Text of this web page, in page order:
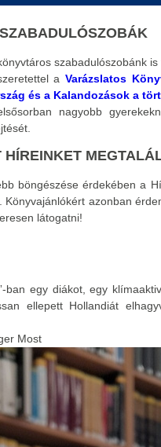
szabadulószobánk is
aVarázslatos
és a Kalandozások a
nagyobb
HÍREINKET
böngészése érdekében a
Könyvajánlókért azonban
látogatni!
ban egy diákot, egy
ellepett Hollandiát
Most